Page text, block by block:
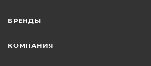
БРЕНДЫ
КОМПАНИЯ